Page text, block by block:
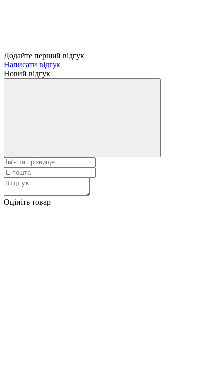
Додайте перший відгук
Написати відгук
Новий відгук
Оцініть товар